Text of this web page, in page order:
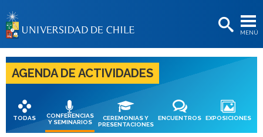
MENÚ
BIBLIOTECAS
LA UNIVERSIDAD
Postulantes
Estudiantes
Académicas/os
AGENDA DE ACTIVIDADES
TODAS
CONFERENCIAS
Y SEMINARIOS
CEREMONIAS Y
PRESENTACIONES
ENCUENTROS EXPOSICIONES